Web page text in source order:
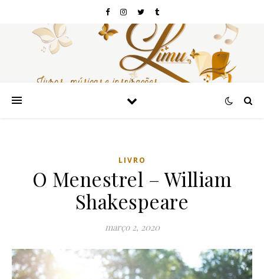
LIVRO
O Menestrel – William
Shakespeare
março 2, 2020